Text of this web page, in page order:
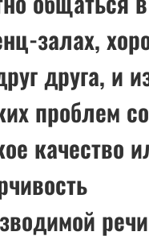
залах,
друга, и
проблем
качество